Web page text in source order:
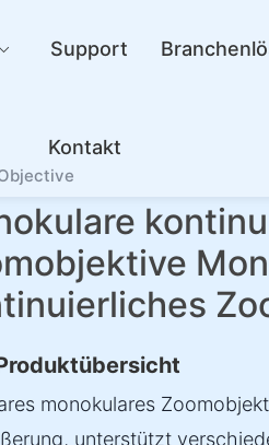
Support
Kontakt
monokulares
unterstützt